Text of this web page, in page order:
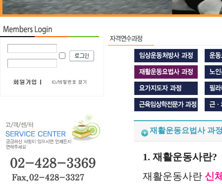
재활운동요법사 과
1. 재활운동사란?
재활운동사란 신